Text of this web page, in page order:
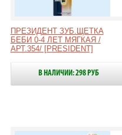
ПРЕЗИДЕНТ ЗУБ.ЩЕТКА
БЕБИ 0-4 ЛЕТ МЯГКАЯ /
АРТ.354/ [PRESIDENT]
В НАЛИЧИИ: 298 РУБ